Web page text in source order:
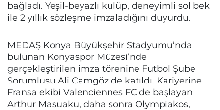
bağladı. Yeşil-beyazlı kulüp, deneyimli sol bek
ile 2 yıllık sözleşme imzaladığını duyurdu.
MEDAŞ Konya Büyükşehir Stadyumu’nda
bulunan Konyaspor Müzesi’nde
gerçekleştirilen imza törenine Futbol Şube
Sorumlusu Ali Camgöz de katıldı. Kariyerine
Fransa ekibi Valenciennes FC’de başlayan
Arthur Masuaku, daha sonra Olympiakos,